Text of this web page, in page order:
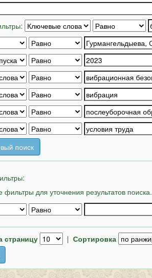
поиск
фильтры для уточнения результатов поиска.
страницу | Сортировка